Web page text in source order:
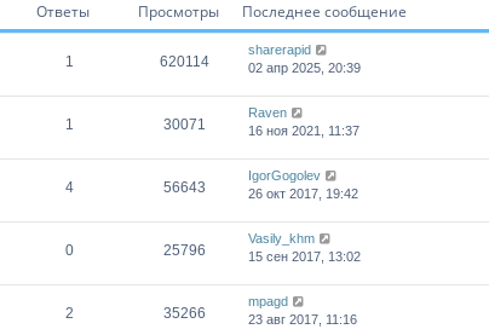
Ответы Просмотры Последнее сообщение
1 620114
sharerapid
02 апр 2025, 20:39
1 30071
Raven
16 ноя 2021, 11:37
4 56643
IgorGogolev
26 окт 2017, 19:42
0 25796
Vasily_khm
15 сен 2017, 13:02
2 35266
mpagd
23 авг 2017, 11:16